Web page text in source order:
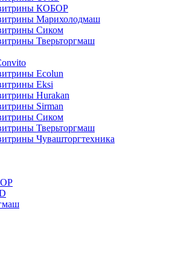
КОБОР
Марихолодмаш
Сиком
Тверьторгмаш
Ecolun
Eksi
Hurakan
Sirman
Сиком
Тверьторгмаш
Чувашторгтехника